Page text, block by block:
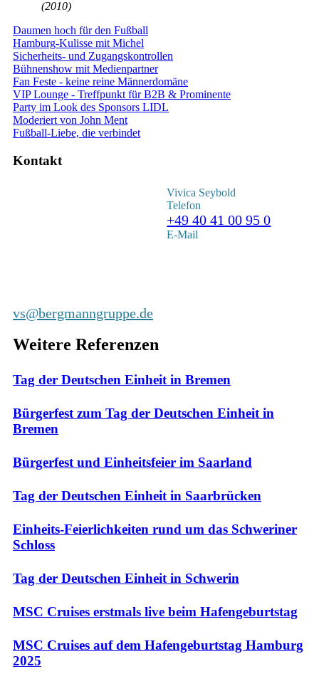
(2010)
Daumen hoch für den Fußball
Hamburg-Kulisse mit Michel
Sicherheits- und Zugangskontrollen
Bühnenshow mit Medienpartner
Fan Feste - keine reine Männerdomäne
VIP Lounge - Treffpunkt für B2B & Prominente
Party im Look des Sponsors LIDL
Moderiert von John Ment
Fußball-Liebe, die verbindet
Kontakt
Vivica Seybold
Telefon
+49 40 41 00 95 0
E-Mail
vs@bergmanngruppe.de
Weitere Referenzen
Tag der Deutschen Einheit in Bremen
Bürgerfest zum Tag der Deutschen Einheit in
Bremen
Bürgerfest und Einheitsfeier im Saarland
Tag der Deutschen Einheit in Saarbrücken
Einheits-Feierlichkeiten rund um das Schweriner
Schloss
Tag der Deutschen Einheit in Schwerin
MSC Cruises erstmals live beim Hafengeburtstag
MSC Cruises auf dem Hafengeburtstag Hamburg
2025